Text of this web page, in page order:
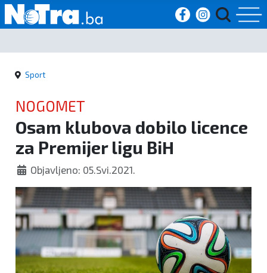
Početna
Vijesti
Sport
Kultura
Crna
kronika
Politika
Zanimljivosti
Sport
NOGOMET
Osam klubova dobilo licence
za Premijer ligu BiH
Objavljeno: 05.Svi.2021.